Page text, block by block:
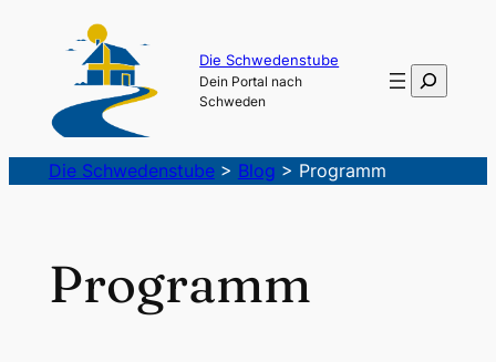
Die Schwedenstube
Dein Portal nach
Schweden
Suchen
Die Schwedenstube> Blog > Programm
Programm